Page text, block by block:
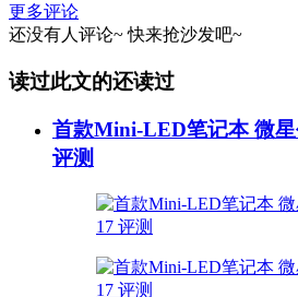
更多评论
还没有人评论~ 快来抢沙发吧~
读过此文的还读过
首款Mini-LED笔记本 微
评测